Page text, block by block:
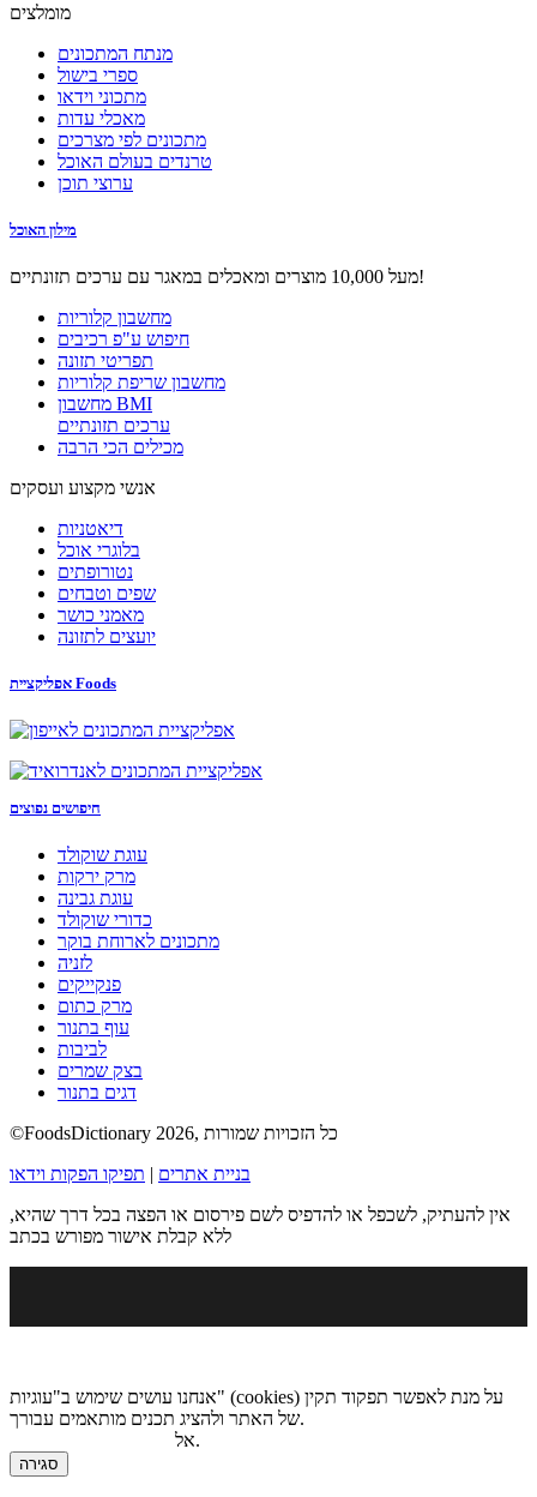
מומלצים
מנתח המתכונים
ספרי בישול
מתכוני וידאו
מאכלי עדות
מתכונים לפי מצרכים
טרנדים בעולם האוכל
ערוצי תוכן
מילון האוכל
מעל 10,000 מוצרים ומאכלים במאגר עם ערכים תזונתיים!
מחשבון קלוריות
חיפוש ע"פ רכיבים
תפריטי תזונה
מחשבון שריפת קלוריות
מחשבון BMI
ערכים תזונתיים
מכילים הכי הרבה
אנשי מקצוע ועסקים
דיאטניות
בלוגרי אוכל
נטורופתים
שפים וטבחים
מאמני כושר
יועצים לתזונה
אפליקציית Foods
חיפושים נפוצים
עוגת שוקולד
מרק ירקות
עוגת גבינה
כדורי שוקולד
מתכונים לארוחת בוקר
לזניה
פנקייקים
מרק כתום
עוף בתנור
לביבות
בצק שמרים
דגים בתנור
©FoodsDictionary 2026, כל הזכויות שמורות
בניית אתרים | תפיקו הפקות וידאו
אין להעתיק, לשכפל או להדפיס לשם פירסום או הפצה בכל דרך שהיא,
ללא קבלת אישור מפורש בכתב
אנחנו עושים שימוש ב"עוגיות" (cookies) על מנת לאפשר תפקוד תקין
של האתר ולהציג תכנים מותאמים עבורך.
אל.
סגירה